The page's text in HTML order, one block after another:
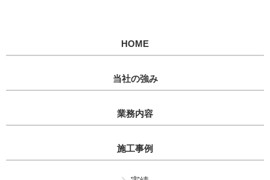
HOME
当社の強み
業務内容
施工事例